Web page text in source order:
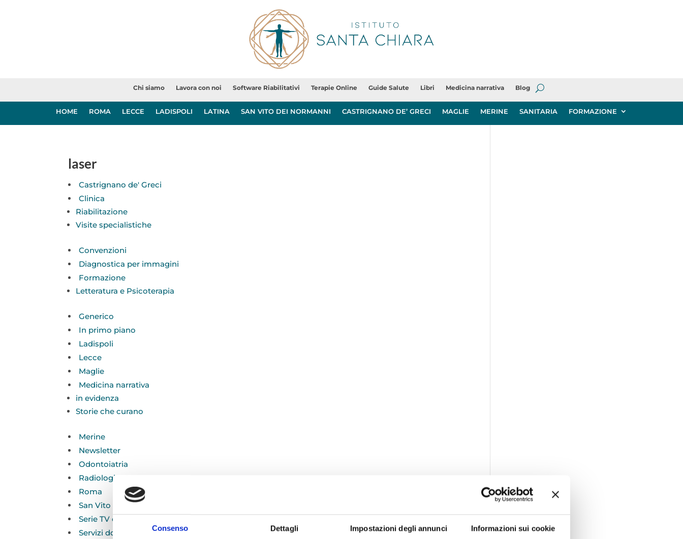
Consenso Dettagli Impostazioni degli annunci Informazioni sui cookie
Chi siamo Lavora con noi Software Riabilitativi Terapie Online Guide Salute Libri Medicina narrativa Blog
HOME ROMA LECCE LADISPOLI LATINA SAN VITO DEI NORMANNI CASTRIGNANO DE’ GRECI MAGLIE MERINE SANITARIA FORMAZIONE
laser
Castrignano de' Greci
Clinica
Riabilitazione
Visite specialistiche
Convenzioni
Diagnostica per immagini
Formazione
Letteratura e Psicoterapia
Generico
In primo piano
Ladispoli
Lecce
Maglie
Medicina narrativa
in evidenza
Storie che curano
Merine
Newsletter
Odontoiatria
Radiologia
Roma
San Vito dei Normanni
Serie TV e psicoterapia
Servizi domiciliari